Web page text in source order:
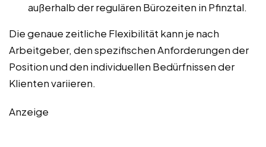
außerhalb der regulären Bürozeiten in Pfinztal.
Die genaue zeitliche Flexibilität kann je nach
Arbeitgeber, den spezifischen Anforderungen der
Position und den individuellen Bedürfnissen der
Klienten variieren.
Anzeige